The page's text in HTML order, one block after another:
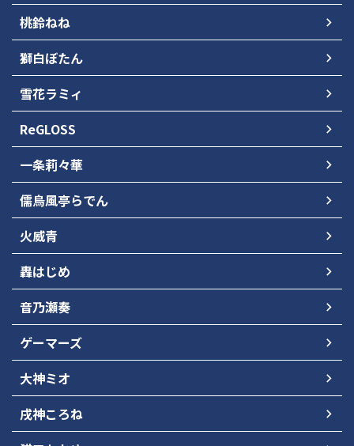
桃鈴ねね
獅白ぼたん
雪花ラミィ
ReGLOSS
一条莉々華
儒烏風亭らでん
火威青
轟はじめ
音乃瀬奏
ゲーマーズ
大神ミオ
戌神ころね